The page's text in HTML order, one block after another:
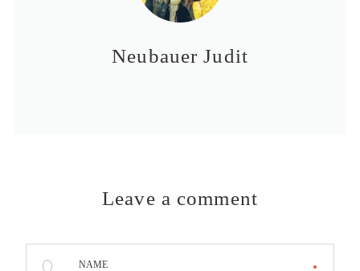
Neubauer Judit
Leave a comment
NAME